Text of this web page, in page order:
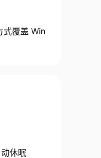
式覆盖 Win
休眠